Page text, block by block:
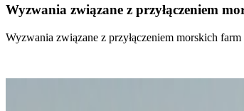
Wyzwania związane z przyłączeniem
Wyzwania związane z przyłączeniem morskich